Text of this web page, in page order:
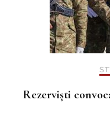
Rezerviști